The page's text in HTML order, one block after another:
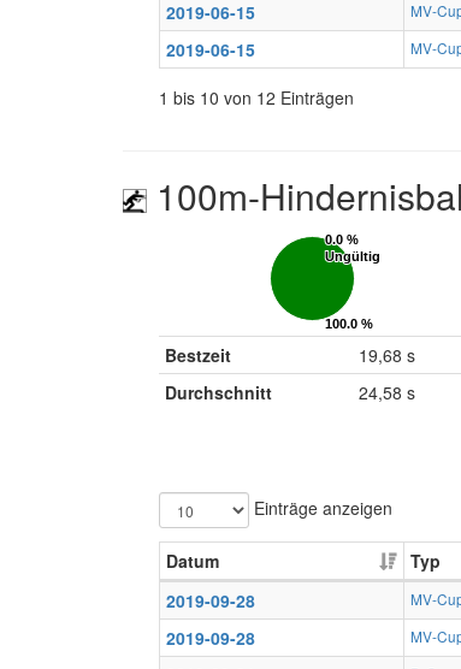
2019-06-15
MV-
2019-06-15
MV-
1 bis 10 von 12 Einträgen
100m-
0.0 %
Ungültig
0.0 %
Ungültig
100.0 %
Gültig
100.0 %
Gültig
Bestzeit
19,68 s
Durchschnitt
24,58 s
Einträge anzeigen
Datum Typ
2019-09-28
MV-
2019-09-28
MV-